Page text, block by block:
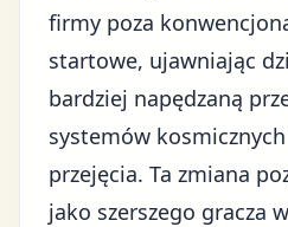
firmy poza
startowe, ujawniając
bardziej napędzaną
systemów
przejęcia. Ta zmiana
jako szerszego gracza